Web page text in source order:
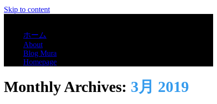
Skip to content
ホーム
About
Blog Mura
Homepage
Monthly Archives: 3月 2019